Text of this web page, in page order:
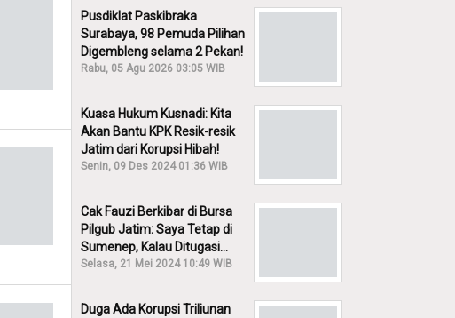
Pusdiklat Paskibraka
Surabaya, 98 Pemuda Pilihan
Digembleng selama 2 Pekan!
Rabu, 05 Agu 2026 03:05 WIB
Kuasa Hukum Kusnadi: Kita
Akan Bantu KPK Resik-resik
Jatim dari Korupsi Hibah!
Senin, 09 Des 2024 01:36 WIB
Cak Fauzi Berkibar di Bursa
Pilgub Jatim: Saya Tetap di
Sumenep, Kalau Ditugasi
Partai Lain Cerita!
Selasa, 21 Mei 2024 10:49 WIB
Duga Ada Korupsi Triliunan